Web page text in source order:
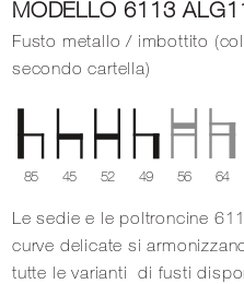
MODELLO 6113
Fusto metallo / imbottito
secondo cartella)
85 45 52 49 56 64
Le sedie e le poltroncine
curve delicate si
tutte le varianti di fusti